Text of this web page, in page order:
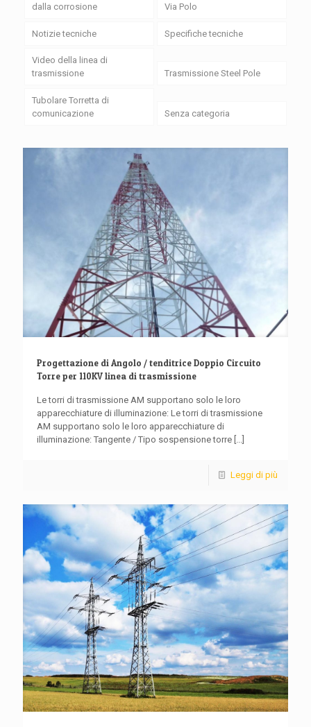
dalla corrosione
Via Polo
Notizie tecniche Specifiche tecniche
Video della linea di
trasmissione
Trasmissione Steel Pole
Tubolare Torretta di
comunicazione
Senza categoria
Progettazione di Angolo / tenditrice Doppio Circuito
Torre per 110KV linea di trasmissione
Le torri di trasmissione AM supportano solo le loro
apparecchiature di illuminazione: Le torri di trasmissione
AM supportano solo le loro apparecchiature di
illuminazione: Tangente / Tipo sospensione torre [...]
Leggi di più